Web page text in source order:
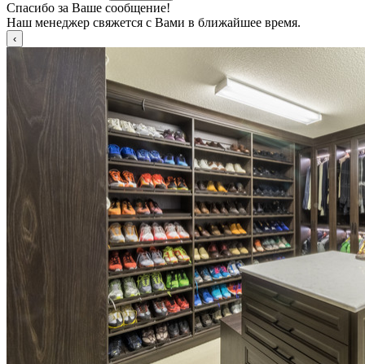
Спасибо за Ваше сообщение!
Наш менеджер свяжется с Вами в ближайшее время.